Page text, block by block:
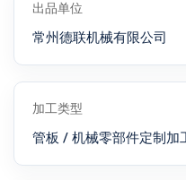
出品单位
常州德联机械有限公司
加工类型
管板 / 机械零部件定制加